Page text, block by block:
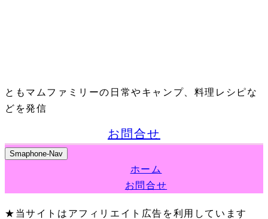
ともマムファミリーの日常やキャンプ、料理レシピな
どを発信
お問合せ
Smaphone-Nav
ホーム
お問合せ
★当サイトはアフィリエイト広告を利用しています